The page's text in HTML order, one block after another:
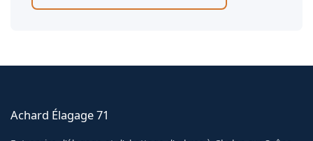
Achard Élagage 71